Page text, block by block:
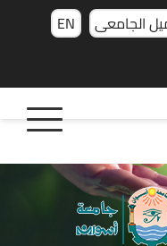
EN الجامعى